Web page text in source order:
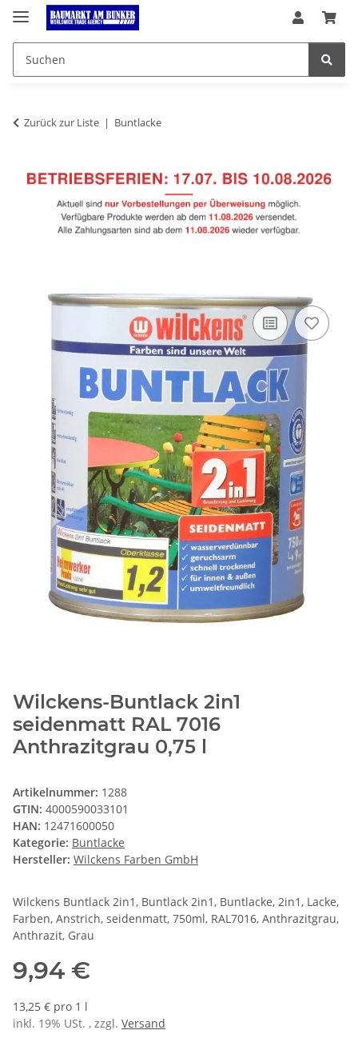
Zurück zur Liste Buntlacke
Wilckens-Buntlack 2in1
seidenmatt RAL 7016
Anthrazitgrau 0,75 l
Artikelnummer: 1288
GTIN: 4000590033101
HAN: 12471600050
Kategorie: Buntlacke
Hersteller: Wilckens Farben GmbH
Wilckens Buntlack 2in1, Buntlack 2in1, Buntlacke, 2in1, Lacke,
Farben, Anstrich, seidenmatt, 750ml, RAL7016, Anthrazitgrau,
Anthrazit, Grau
9,94 €
13,25 € pro 1 l
inkl. 19% USt. , zzgl. Versand